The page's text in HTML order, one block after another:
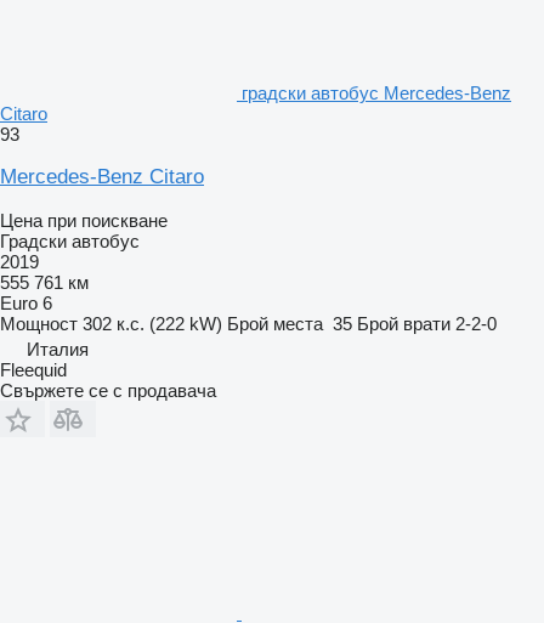
градски автобус Mercedes-Benz
Citaro
93
Mercedes-Benz Citaro
Цена при поискване
Градски автобус
2019
555 761 км
Euro 6
Мощност 302 к.с. (222 kW) Брой места 35 Брой врати 2-2-0
Италия
Fleequid
Свържете се с продавача